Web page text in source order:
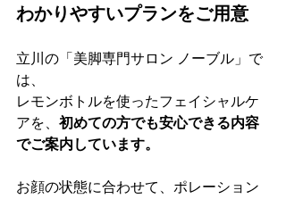
わかりやすいプランをご用意
立川の「美脚専門サロン ノーブル」で
は、
レモンボトルを使ったフェイシャルケ
アを、 初めての方でも安心できる内容
でご案内しています。
お顔の状態に合わせて、ポレーション